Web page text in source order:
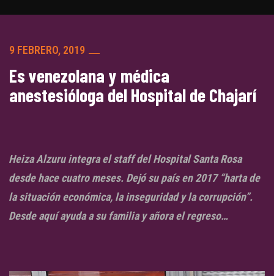
9 FEBRERO, 2019
Es venezolana y médica
anestesióloga del Hospital de Chajarí
Heiza Alzuru integra el staff del Hospital Santa Rosa
desde hace cuatro meses. Dejó su país en 2017 “harta de
la situación económica, la inseguridad y la corrupción”.
Desde aquí ayuda a su familia y añora el regreso…